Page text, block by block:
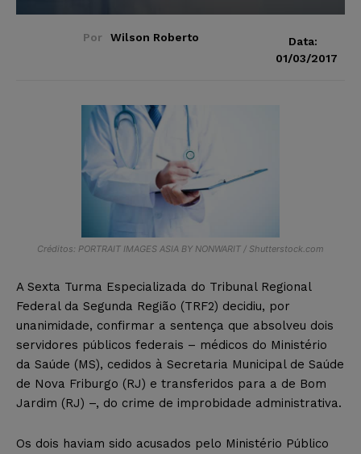
Por Wilson Roberto
Data:
01/03/2017
Créditos: PORTRAIT IMAGES ASIA BY NONWARIT / Shutterstock.com
A Sexta Turma Especializada do Tribunal Regional
Federal da Segunda Região (TRF2) decidiu, por
unanimidade, confirmar a sentença que absolveu dois
servidores públicos federais – médicos do Ministério
da Saúde (MS), cedidos à Secretaria Municipal de Saúde
de Nova Friburgo (RJ) e transferidos para a de Bom
Jardim (RJ) –, do crime de improbidade administrativa.
Os dois haviam sido acusados pelo Ministério Público